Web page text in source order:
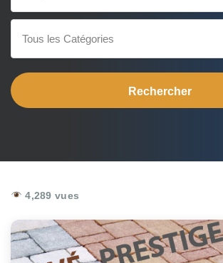
Tous les Catégories
4,289 vues